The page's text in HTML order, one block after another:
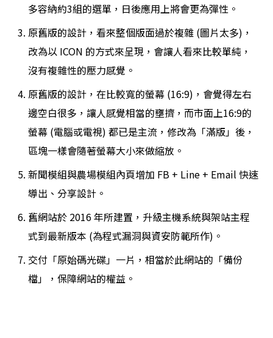
多容納約3組的選單，日後應用上將會更為彈性。
原舊版的設計，看來整個版面過於複雜 (圖片太多)，
改為以 ICON 的方式來呈現，會讓人看來比較單純，
沒有複雜性的壓力感覺。
原舊版的設計，在比較寬的螢幕 (16:9)，會覺得左右
邊空白很多，讓人感覺相當的壅擠，而市面上16:9的
螢幕 (電腦或電視) 都已是主流，修改為「滿版」後，
區塊一樣會隨著螢幕大小來做縮放。
新聞模組與農場模組內頁增加 FB + Line + Email 快速
導出、分享設計。
舊網站於 2016 年所建置，升級主機系統與架站主程
式到最新版本 (為程式漏洞與資安防範所作)。
交付「原始碼光碟」一片，相當於此網站的「備份
檔」，保障網站的權益。